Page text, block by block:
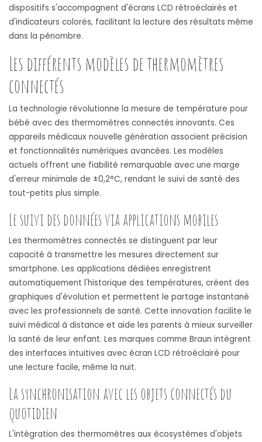
dispositifs s'accompagnent d'écrans LCD rétroéclairés et
d'indicateurs colorés, facilitant la lecture des résultats même
dans la pénombre.
Les différents modèles de thermomètres
connectés
La technologie révolutionne la mesure de température pour
bébé avec des thermomètres connectés innovants. Ces
appareils médicaux nouvelle génération associent précision
et fonctionnalités numériques avancées. Les modèles
actuels offrent une fiabilité remarquable avec une marge
d'erreur minimale de ±0,2°C, rendant le suivi de santé des
tout-petits plus simple.
Le suivi des données via applications mobiles
Les thermomètres connectés se distinguent par leur
capacité à transmettre les mesures directement sur
smartphone. Les applications dédiées enregistrent
automatiquement l'historique des températures, créent des
graphiques d'évolution et permettent le partage instantané
avec les professionnels de santé. Cette innovation facilite le
suivi médical à distance et aide les parents à mieux surveiller
la santé de leur enfant. Les marques comme Braun intègrent
des interfaces intuitives avec écran LCD rétroéclairé pour
une lecture facile, même la nuit.
La synchronisation avec les objets connectés du
quotidien
L'intégration des thermomètres aux écosystèmes d'objets